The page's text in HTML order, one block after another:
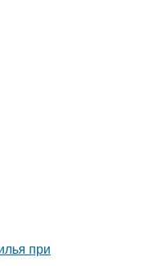
при